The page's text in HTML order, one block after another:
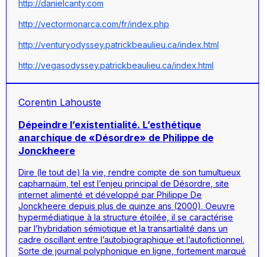
http://danielcanty.com
http://vectormonarca.com/fr/index.php
http://venturyodyssey.patrickbeaulieu.ca/index.html
http://vegasodyssey.patrickbeaulieu.ca/index.html
Corentin Lahouste
Dépeindre l’existentialité. L’esthétique
anarchique de «Désordre» de Philippe de
Jonckheere
Dire (le tout de) la vie, rendre compte de son tumultueux
capharnaüm, tel est l’enjeu principal de Désordre , site
internet alimenté et développé par Philippe De
Jonckheere depuis plus de quinze ans (2000). Oeuvre
hypermédiatique à la structure étoilée, il se caractérise
par l’hybridation sémiotique et la transartialité dans un
cadre oscillant entre l’autobiographique et l’autofictionnel.
Sorte de journal polyphonique en ligne, fortement marqué